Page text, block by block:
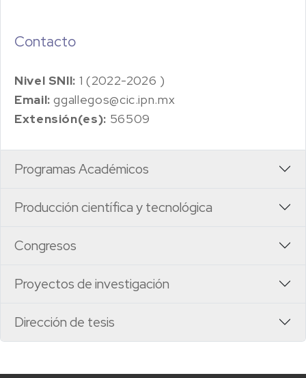
Contacto
Nivel SNII: 1 (2022-2026 )
Email: ggallegos@cic.ipn.mx
Extensión(es): 56509
Programas Académicos
Producción científica y tecnológica
Congresos
Proyectos de investigación
Dirección de tesis